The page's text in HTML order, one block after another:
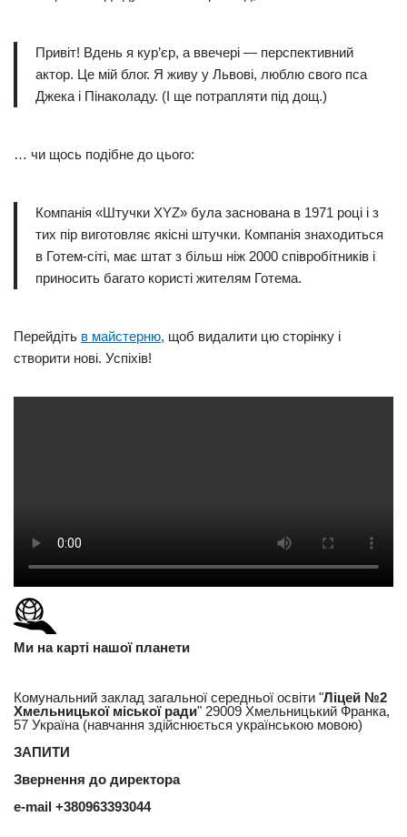
Привіт! Вдень я кур’єр, а ввечері — перспективний
актор. Це мій блог. Я живу у Львові, люблю свого пса
Джека і Пінаколаду. (І ще потрапляти під дощ.)
… чи щось подібне до цього:
Компанія «Штучки XYZ» була заснована в 1971 році і з
тих пір виготовляє якісні штучки. Компанія знаходиться
в Готем-сіті, має штат з більш ніж 2000 співробітників і
приносить багато користі жителям Готема.
Перейдіть в майстерню, щоб видалити цю сторінку і
створити нові. Успіхів!
Ми на карті нашої планети
Комунальний заклад загальної середньої освіти "Ліцей №2
Хмельницької міської ради" 29009 Хмельницький Франка,
57 Україна (навчання здійснюється українською мовою)
ЗАПИТИ
Звернення до директора
e-mail +380963393044